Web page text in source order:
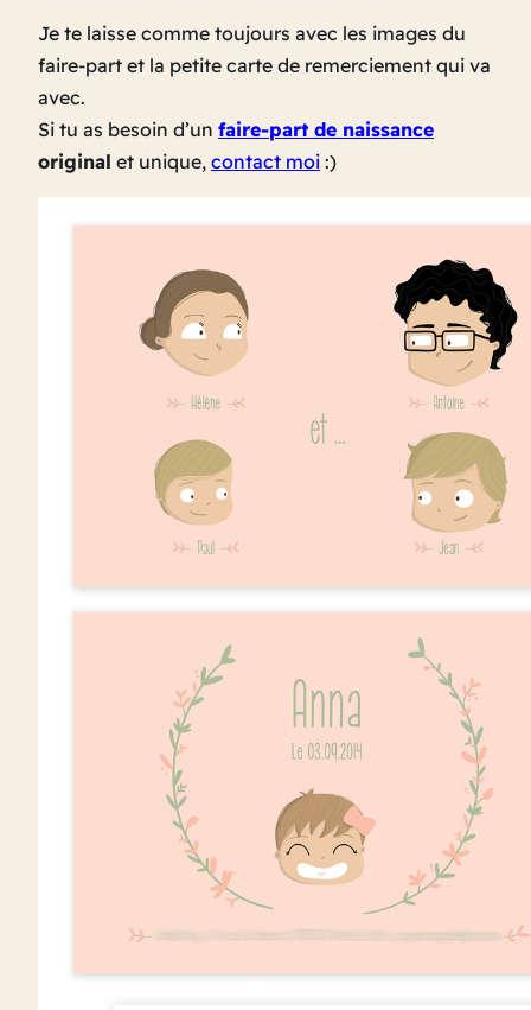
Je te laisse comme toujours avec les images du
faire-part et la petite carte de remerciement qui va
avec.
Si tu as besoin d’un faire-part de naissance
original et unique, contact moi :)